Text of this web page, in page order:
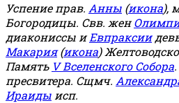
Успение прав. Анны (икона),
Богородицы. Свв. жен
диакониссы иЕвпраксии
Макария(икона)
Память V Вселенского Собора
пресвитера. Сщмч.
Ираиды исп.